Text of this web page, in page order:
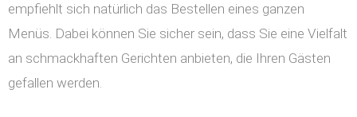
empfiehlt sich natürlich das Bestellen eines ganzen
Menüs. Dabei können Sie sicher sein, dass Sie eine Vielfalt
an schmackhaften Gerichten anbieten, die Ihren Gästen
gefallen werden.